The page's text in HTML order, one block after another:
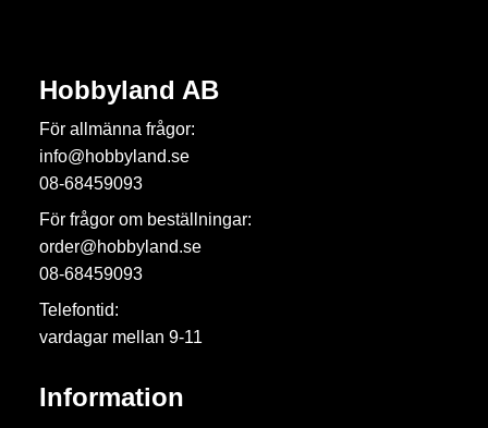
Hobbyland AB
För allmänna frågor:
info@hobbyland.se
08-68459093
För frågor om beställningar:
order@hobbyland.se
08-68459093
Telefontid:
vardagar mellan 9-11
Information